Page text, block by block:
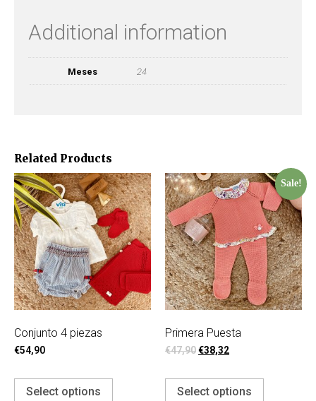
Related Products
Conjunto 4 piezas
€54,90
Select options
Sale!
Primera Puesta
€47,90€38,32
Select options
Additional information
Meses 24